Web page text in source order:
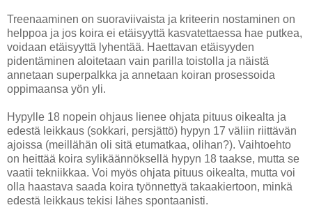
Treenaaminen on suoraviivaista ja kriteerin nostaminen on
helppoa ja jos koira ei etäisyyttä kasvatettaessa hae putkea,
voidaan etäisyyttä lyhentää. Haettavan etäisyyden
pidentäminen aloitetaan vain parilla toistolla ja näistä
annetaan superpalkka ja annetaan koiran prosessoida
oppimaansa yön yli.
Hypylle 18 nopein ohjaus lienee ohjata pituus oikealta ja
edestä leikkaus (sokkari, persjättö) hypyn 17 väliin riittävän
ajoissa (meillähän oli sitä etumatkaa, olihan?). Vaihtoehto
on heittää koira sylikäännöksellä hypyn 18 taakse, mutta se
vaatii tekniikkaa. Voi myös ohjata pituus oikealta, mutta voi
olla haastava saada koira työnnettyä takaakiertoon, minkä
edestä leikkaus tekisi lähes spontaanisti.